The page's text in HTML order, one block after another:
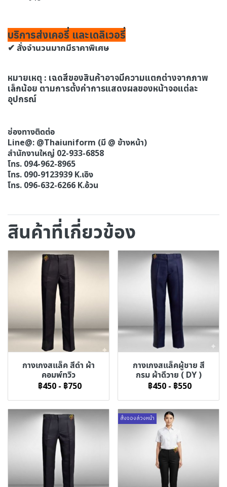
บริการส่งเคอรี่ และเดลิเวอรี่
✔ สั่งจำนวนมากมีราคาพิเศษ
หมายเหตุ : เฉดสีของสินค้าอาจมีความแตกต่างจากภาพ
เล็กน้อย ตามการตั้งค่าการแสดงผลของหน้าจอแต่ละ
อุปกรณ์
ช่องทางติดต่อ
Line@: @Thaiuniform (มี @ ข้างหน้า)
สำนักงานใหญ่ 02-933-6858
โทร. 094-962-8965
โทร. 090-9123939 K.เอิง
โทร. 096-632-6266 K.อ้วน
สินค้าที่เกี่ยวข้อง
กางเกงสแล็ค สีดำ ผ้า
คอมพ์ทวิว
฿450 - ฿750
กางเกงสแล็คผู้ชาย สี
กรม ผ้าดีวาย ( DY )
฿450 - ฿550
สั่งจองล่วงหน้า